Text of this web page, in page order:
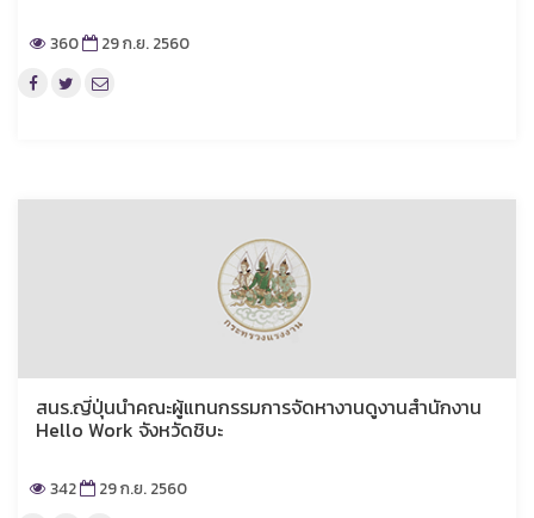
360 29 ก.ย. 2560
สนร.ญี่ปุ่นนำคณะผู้แทนกรรมการจัดหางานดูงานสำนักงาน
Hello Work จังหวัดชิบะ
342 29 ก.ย. 2560